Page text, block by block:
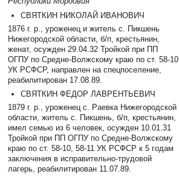
СВЯТКИН НИКОЛАЙ ИВАНОВИЧ
1876 г. р., уроженец и житель с. Пикшень
Нижегородской области, б/п, крестьянин,
женат, осужден 29.04.32 Тройкой при ПП
ОГПУ по Средне-Волжскому краю по ст. 58-10
УК РСФСР, направлен на спецпоселение,
реабилитирован 17.08.89.
СВЯТКИН ФЕДОР ЛАВРЕНТЬЕВИЧ
1879 г. р., уроженец с. Раевка Нижегородской
области, житель с. Пикшень, б/п, крестьянин,
имел семью из 6 человек, осужден 10.01.31
Тройкой при ПП ОГПУ по Средне-Волжскому
краю по ст. 58-10, 58-11 УК РСФСР к 5 годам
заключения в исправительно-трудовой
лагерь, реабилитирован 11.07.89.